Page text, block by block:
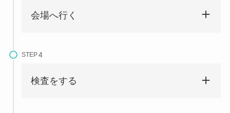
会場へ行く
STEP
検査をする